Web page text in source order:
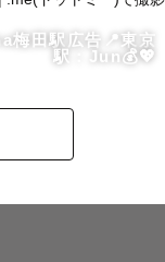
迷っている方で
梅田駅広告📍東京
駅：Jun💰💖